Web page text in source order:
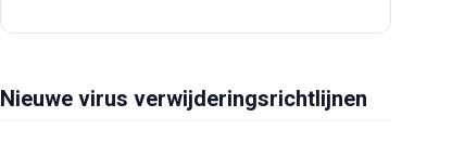
Nieuwe virus verwijderingsrichtlijnen